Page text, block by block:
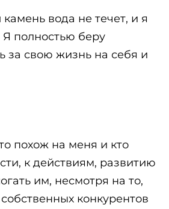
вода не течет, и я
Я полностью беру
за свою жизнь на себя и
похож на меня и кто
к действиям, развитию
им, несмотря на то,
конкурентов